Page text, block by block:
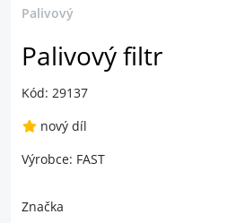
Palivový
Palivový filtr
Kód: 29137
nový díl
Výrobce: FAST
Značka